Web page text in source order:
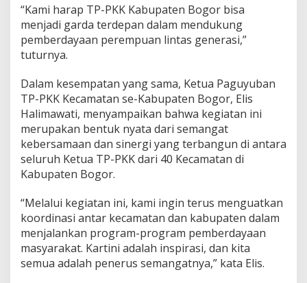
“Kami harap TP-PKK Kabupaten Bogor bisa
menjadi garda terdepan dalam mendukung
pemberdayaan perempuan lintas generasi,”
tuturnya.
Dalam kesempatan yang sama, Ketua Paguyuban
TP-PKK Kecamatan se-Kabupaten Bogor, Elis
Halimawati, menyampaikan bahwa kegiatan ini
merupakan bentuk nyata dari semangat
kebersamaan dan sinergi yang terbangun di antara
seluruh Ketua TP-PKK dari 40 Kecamatan di
Kabupaten Bogor.
“Melalui kegiatan ini, kami ingin terus menguatkan
koordinasi antar kecamatan dan kabupaten dalam
menjalankan program-program pemberdayaan
masyarakat. Kartini adalah inspirasi, dan kita
semua adalah penerus semangatnya,” kata Elis.